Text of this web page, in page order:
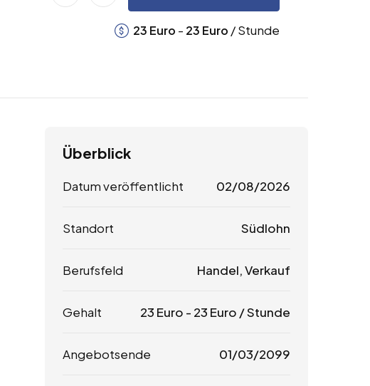
23 Euro - 23 Euro / Stunde
Überblick
Datum veröffentlicht 02/08/2026
Standort Südlohn
Berufsfeld Handel, Verkauf
Gehalt 23 Euro - 23 Euro / Stunde
Angebotsende 01/03/2099